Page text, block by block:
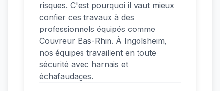
risques. C'est pourquoi il vaut mieux
confier ces travaux à des
professionnels équipés comme
Couvreur Bas-Rhin. À Ingolsheim,
nos équipes travaillent en toute
sécurité avec harnais et
échafaudages.